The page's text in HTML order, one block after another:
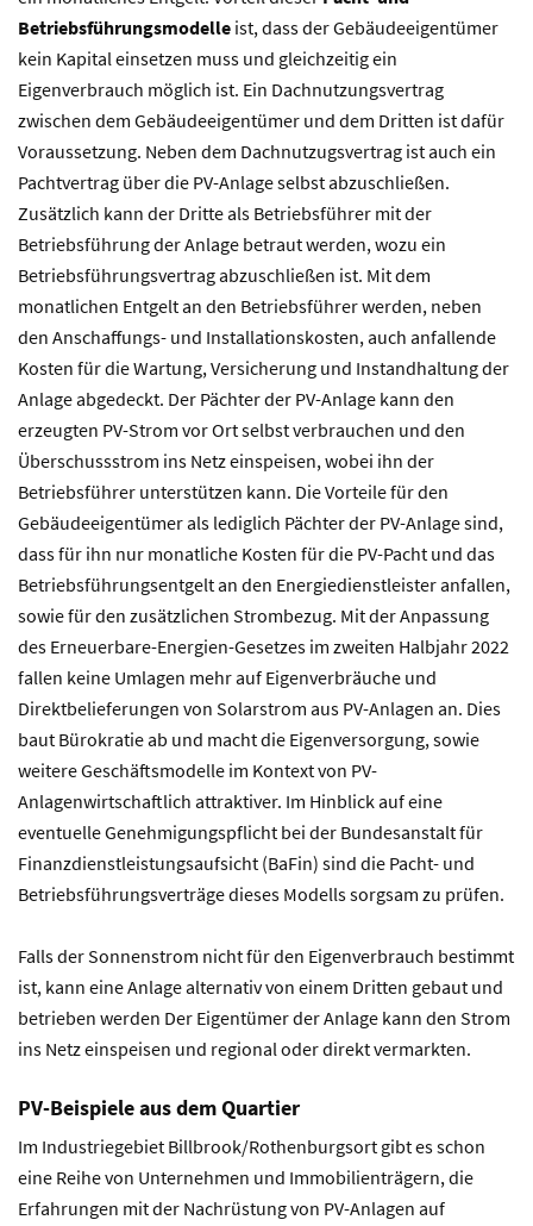
Betriebsführungsmodelle ist, dass der Gebäudeeigentümer
kein Kapital einsetzen muss und gleichzeitig ein
Eigenverbrauch möglich ist. Ein Dachnutzungsvertrag
zwischen dem Gebäudeeigentümer und dem Dritten ist dafür
Voraussetzung. Neben dem Dachnutzugsvertrag ist auch ein
Pachtvertrag über die PV-Anlage selbst abzuschließen.
Zusätzlich kann der Dritte als Betriebsführer mit der
Betriebsführung der Anlage betraut werden, wozu ein
Betriebsführungsvertrag abzuschließen ist. Mit dem
monatlichen Entgelt an den Betriebsführer werden, neben
den Anschaffungs- und Installationskosten, auch anfallende
Kosten für die Wartung, Versicherung und Instandhaltung der
Anlage abgedeckt. Der Pächter der PV-Anlage kann den
erzeugten PV-Strom vor Ort selbst verbrauchen und den
Überschussstrom ins Netz einspeisen, wobei ihn der
Betriebsführer unterstützen kann. Die Vorteile für den
Gebäudeeigentümer als lediglich Pächter der PV-Anlage sind,
dass für ihn nur monatliche Kosten für die PV-Pacht und das
Betriebsführungsentgelt an den Energiedienstleister anfallen,
sowie für den zusätzlichen Strombezug. Mit der Anpassung
des Erneuerbare-Energien-Gesetzes im zweiten Halbjahr 2022
fallen keine Umlagen mehr auf Eigenverbräuche und
Direktbelieferungen von Solarstrom aus PV-Anlagen an. Dies
baut Bürokratie ab und macht die Eigenversorgung, sowie
weitere Geschäftsmodelle im Kontext von PV-
Anlagenwirtschaftlich attraktiver. Im Hinblick auf eine
eventuelle Genehmigungspflicht bei der Bundesanstalt für
Finanzdienstleistungsaufsicht (BaFin) sind die Pacht- und
Betriebsführungsverträge dieses Modells sorgsam zu prüfen.
Falls der Sonnenstrom nicht für den Eigenverbrauch bestimmt
ist, kann eine Anlage alternativ von einem Dritten gebaut und
betrieben werden Der Eigentümer der Anlage kann den Strom
ins Netz einspeisen und regional oder direkt vermarkten.
PV-Beispiele aus dem Quartier
Im Industriegebiet Billbrook/Rothenburgsort gibt es schon
eine Reihe von Unternehmen und Immobilienträgern, die
Erfahrungen mit der Nachrüstung von PV-Anlagen auf